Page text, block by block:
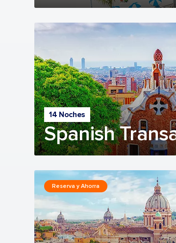
14 Noches
Spanish
Reserva y Ahorra